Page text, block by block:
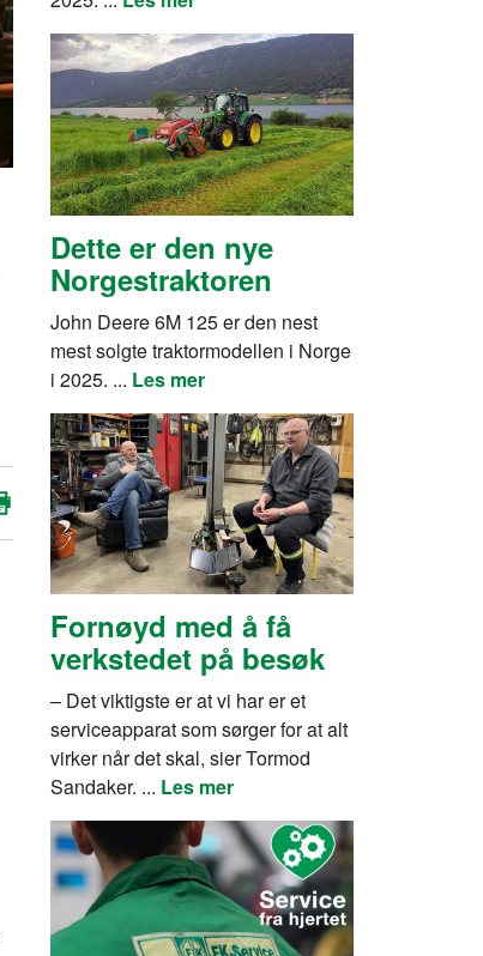
Dette er den nye
Norgestraktoren
John Deere 6M 125 er den nest
mest solgte traktormodellen i Norge
i 2025. ... Les mer
Fornøyd med å få
verkstedet på besøk
– Det viktigste er at vi har er et
serviceapparat som sørger for at alt
virker når det skal, sier Tormod
Sandaker. ... Les mer